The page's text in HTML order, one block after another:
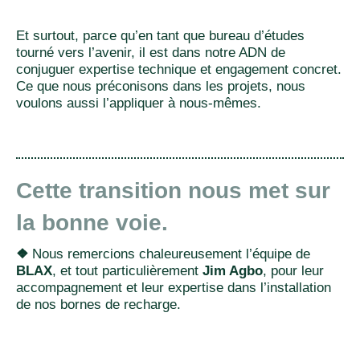
Et surtout, parce qu’en tant que bureau d’études
tourné vers l’avenir, il est dans notre ADN de
conjuguer expertise technique et engagement concret.
Ce que nous préconisons dans les projets, nous
voulons aussi l’appliquer à nous-mêmes.
Cette transition nous met sur
la bonne voie.
❖ Nous remercions chaleureusement l’équipe de
BLAX, et tout particulièrement Jim Agbo, pour leur
accompagnement et leur expertise dans l’installation
de nos bornes de recharge.